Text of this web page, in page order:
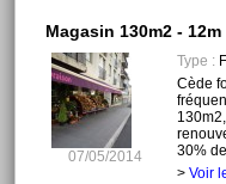
Magasin 130m2 -
07/05/2014
Type :
Cède
30%
> Voir